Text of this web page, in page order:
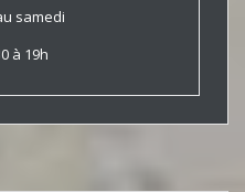
samedi
à 19h